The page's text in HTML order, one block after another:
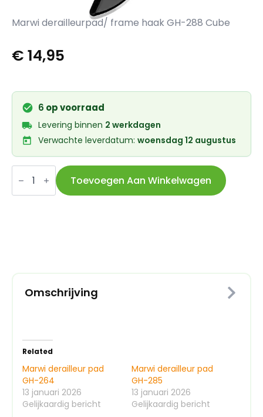
Marwi derailleurpad/ frame haak GH-288 Cube
€ 14,95
6 op voorraad
Levering binnen 2 werkdagen
Verwachte leverdatum: woensdag 12 augustus
Marwi
derailleur
GH-
Toevoegen Aan Winkelwagen
Omschrijving
Related
Marwi derailleur pad
GH-264
13 januari 2026
Gelijkaardig bericht
Marwi derailleur pad
GH-285
13 januari 2026
Gelijkaardig bericht